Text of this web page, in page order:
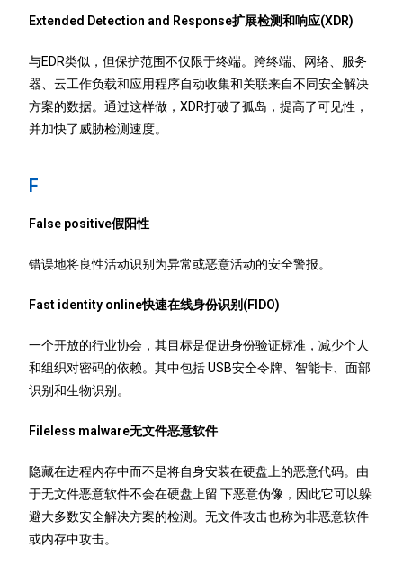
Extended Detection and Response扩展检测和响应(XDR)
与EDR类似，但保护范围不仅限于终端。跨终端、网络、服务
器、云工作负载和应用程序自动收集和关联来自不同安全解决
方案的数据。通过这样做，XDR打破了孤岛，提高了可见性，
并加快了威胁检测速度。
F
False positive假阳性
错误地将良性活动识别为异常或恶意活动的安全警报。
Fast identity online快速在线身份识别(FIDO)
一个开放的行业协会，其目标是促进身份验证标准，减少个人
和组织对密码的依赖。其中包括 USB安全令牌、智能卡、面部
识别和生物识别。
Fileless malware无文件恶意软件
隐藏在进程内存中而不是将自身安装在硬盘上的恶意代码。由
于无文件恶意软件不会在硬盘上留 下恶意伪像，因此它可以躲
避大多数安全解决方案的检测。无文件攻击也称为非恶意软件
或内存中攻击。